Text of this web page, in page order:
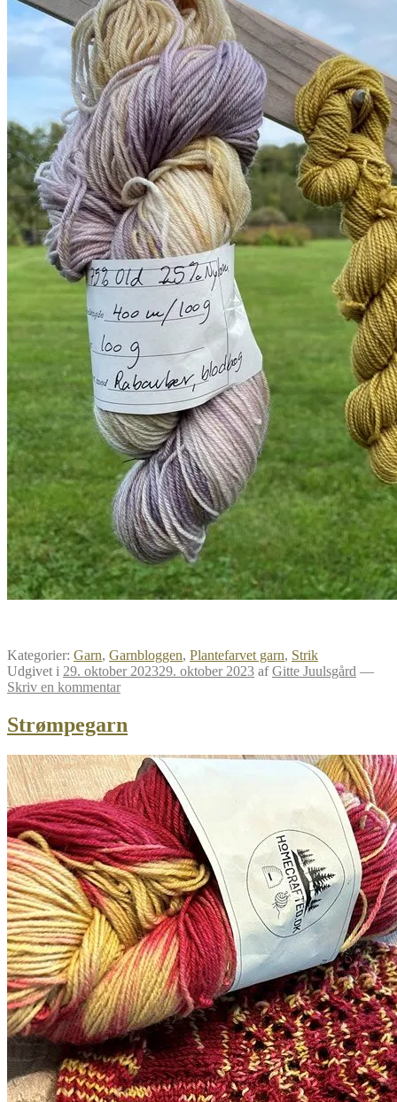
Kategorier: Garn, Garnbloggen, Plantefarvet garn, Strik
Udgivet i 29. oktober 202329. oktober 2023 afGitte Juulsgård —
Skriv en kommentar
Strømpegarn